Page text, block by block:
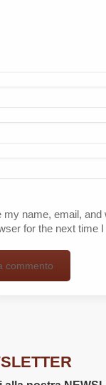
my name, email, and
for the next time